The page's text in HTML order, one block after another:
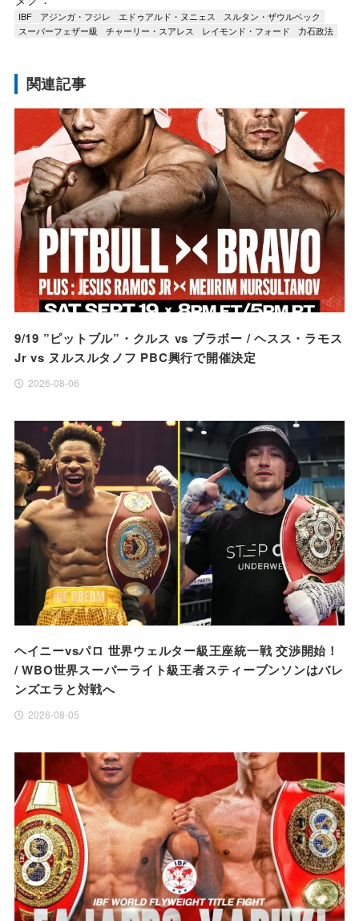
IBF アジンガ・フジレ エドゥアルド・ヌニェス
スルタン・ザウルベック
スーパーフェザー級
チャーリー・スアレス レイモンド・フォード 力石政法
関連記事
9/19 ”ピットブル”・クルス vs ブラボー / ヘスス・ラモス
Jr vs ヌルスルタノフ PBC興行で開催決定
2026-08-06
ヘイニーvsパロ 世界ウェルター級王座統一戦 交渉開始！
/ WBO世界スーパーライト級王者スティーブンソンはバレ
ンズエラと対戦へ
2026-08-05